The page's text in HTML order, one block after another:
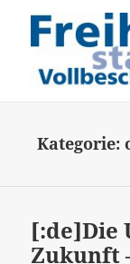
Kategorie:
[:de]Die
Zukunft